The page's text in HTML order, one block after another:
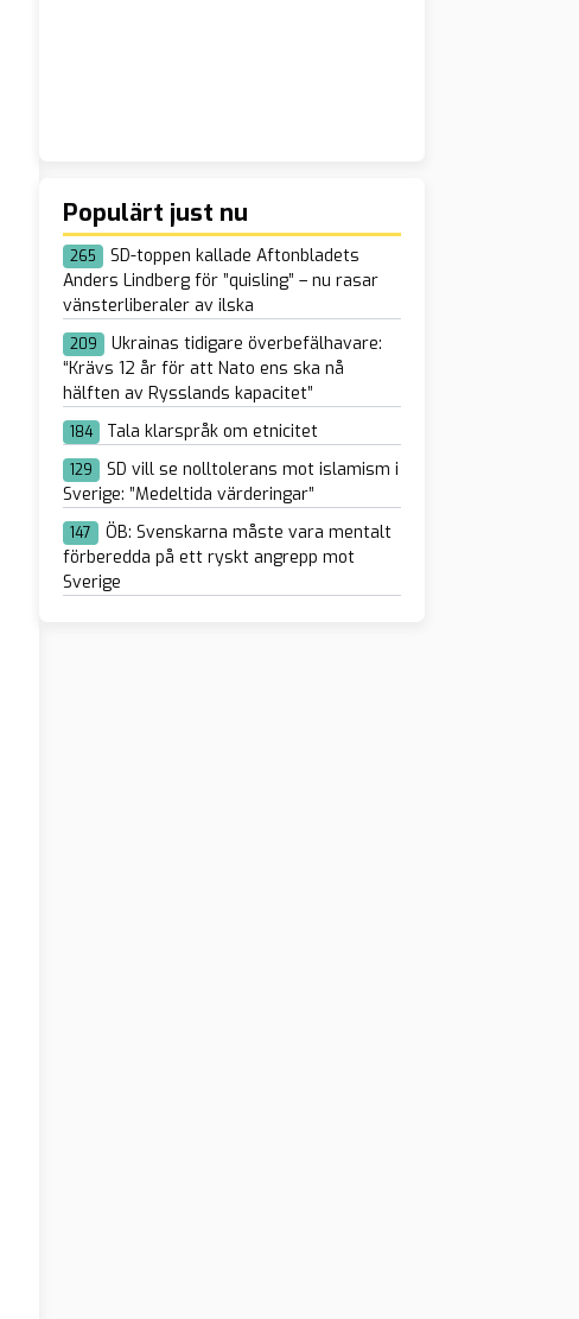
Populärt just nu
265
SD-toppen kallade Aftonbladets
Anders Lindberg för ”quisling” – nu rasar
vänsterliberaler av ilska
209
Ukrainas tidigare överbefälhavare:
“Krävs 12 år för att Nato ens ska nå
hälften av Rysslands kapacitet”
184 Tala klarspråk om etnicitet
129
SD vill se nolltolerans mot islamism i
Sverige: ”Medeltida värderingar”
147
ÖB: Svenskarna måste vara mentalt
förberedda på ett ryskt angrepp mot
Sverige